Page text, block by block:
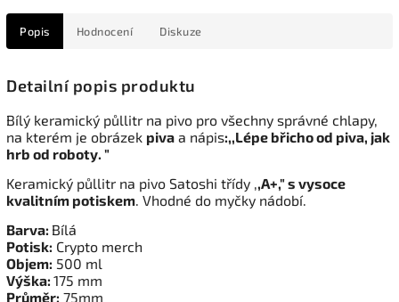
Popis Hodnocení Diskuze
Detailní popis produktu
Bílý keramický půllitr na pivo pro všechny správné chlapy,
na kterém je obrázek piva a nápis:,,Lépe břicho od piva, jak
hrb od roboty. "
Keramický půllitr na pivo Satoshi třídy ,,A+," s vysoce
kvalitním potiskem. Vhodné do myčky nádobí.
Barva: Bílá
Potisk: Crypto merch
Objem: 500 ml
Výška: 175 mm
Průměr: 75mm